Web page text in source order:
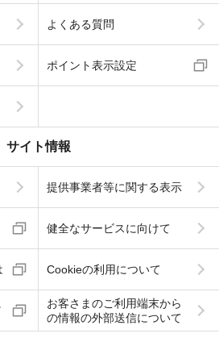
よくある質問
ポイント表示設定
サイト情報
提供事業者等に関する表示
健全なサービスに向けて
Cookieの利用について
お客さまのご利用端末から
の情報の外部送信について